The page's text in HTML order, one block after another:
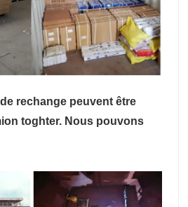
rechange peuvent être
toghter. Nous pouvons